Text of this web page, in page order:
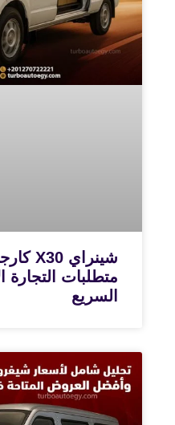
متطلبات التجارة
السريع